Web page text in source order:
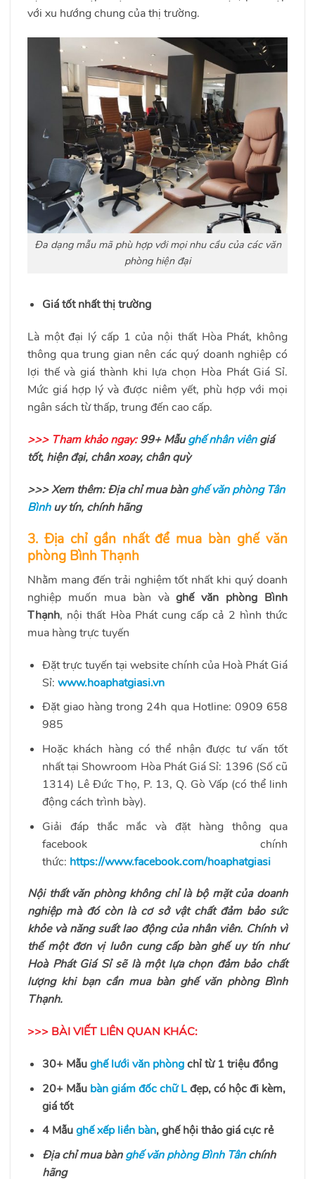
với xu hướng chung của thị trường.
Đa dạng mẫu mã phù hợp với mọi nhu cầu của các văn
phòng hiện đại
Giá tốt nhất thị trường
Là một đại lý cấp 1 của nội thất Hòa Phát, không
thông qua trung gian nên các quý doanh nghiệp có
lợi thế và giá thành khi lựa chọn Hòa Phát Giá Sỉ.
Mức giá hợp lý và được niêm yết, phù hợp với mọi
ngân sách từ thấp, trung đến cao cấp.
>>> Tham khảo ngay:99+ Mẫughế nhân viêngiá
tốt, hiện đại, chân xoay, chân quỳ
>>> Xem thêm: Địa chỉ mua bànghế văn phòng Tân
Bìnhuy tín, chính hãng
3. Địa chỉ gần nhất để mua bàn ghế văn
phòng Bình Thạnh
Nhằm mang đến trải nghiệm tốt nhất khi quý doanh
nghiệp muốn mua bàn vàghế văn phòng Bình
Thạnh, nội thất Hòa Phát cung cấp cả 2 hình thức
mua hàng trực tuyến
Đặt trực tuyến tại website chính của Hoà Phát Giá
Sỉ: www.hoaphatgiasi.vn
Đặt giao hàng trong 24h qua Hotline: 0909 658
985
Hoặc khách hàng có thể nhận được tư vấn tốt
nhất tại Showroom Hòa Phát Giá Sỉ: 1396 (Số cũ
1314) Lê Đức Thọ, P. 13, Q. Gò Vấp (có thể linh
động cách trình bày).
Giải đáp thắc mắc và đặt hàng thông qua
facebook chính
thức: https://www.facebook.com/hoaphatgiasi
Nội thất văn phòng không chỉ là bộ mặt của doanh
nghiệp mà đó còn là cơ sở vật chất đảm bảo sức
khỏe và năng suất lao động của nhân viên. Chính vì
thế một đơn vị luôn cung cấp bàn ghế uy tín như
Hoà Phát Giá Sỉ sẽ là một lựa chọn đảm bảo chất
lượng khi bạn cần mua bàn ghế văn phòng Bình
Thạnh.
>>> BÀI VIẾT LIÊN QUAN KHÁC:
30+ Mẫughế lưới văn phòngchỉ từ 1 triệu đồng
20+ Mẫu bàn giám đốc chữ Lđẹp, có hộc đi kèm,
giá tốt
4 Mẫughế xếp liền bàn, ghế hội thảo giá cực rẻ
Địa chỉ mua bànghế văn phòng Bình Tânchính
hãng